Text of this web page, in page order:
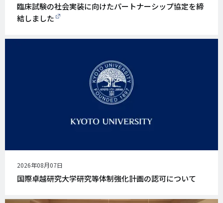
臨床試験の社会実装に向けたパートナーシップ協定を締
結しました
公
開
日
2026年08月07日
国際卓越研究大学研究等体制強化計画の認可について